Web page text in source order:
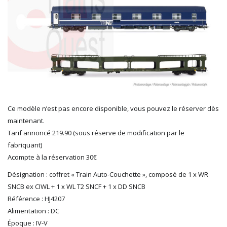
HUMBROL
ITALERI
KOLIBRI
NOVATEUR MODELES
PECO
PIKO
Ce modèle n’est pas encore disponible, vous pouvez le réserver dès
maintenant.
Tarif annoncé 219.90 (sous réserve de modification par le
fabriquant)
Acompte à la réservation 30€
Désignation : coffret « Train Auto-Couchette », composé de 1 x WR
SNCB ex CIWL + 1 x WL T2 SNCF + 1 x DD SNCB
Référence : HJ4207
Alimentation : DC
Époque : IV-V